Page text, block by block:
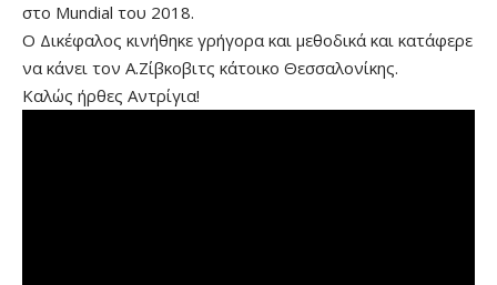
στο Mundial του 2018.
Ο Δικέφαλος κινήθηκε γρήγορα και μεθοδικά και κατάφερε
να κάνει τον Α.Ζίβκοβιτς κάτοικο Θεσσαλονίκης.
Καλώς ήρθες Αντρίγια!